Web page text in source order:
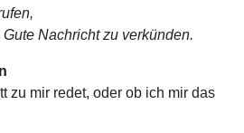
Nachricht zu verkünden.
zu mir redet, oder ob ich mir das